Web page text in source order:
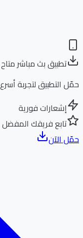
تطبيق بث مباشر متاح
التطبيق لتجربة أسرع
إشعارات فورية
تابع فريقك المفضل
الآن